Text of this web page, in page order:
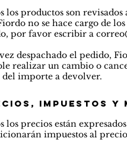
los productos son
no se hace cargo de
por favor escribir a
despachado el pedido,
realizar un cambio o
del importe a devolver.
impuestos y
los precios están
impuestos al